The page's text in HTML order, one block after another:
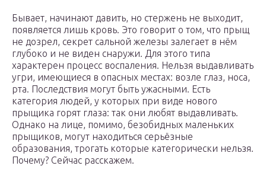
Бывает, начинают давить, но стержень не выходит,
появляется лишь кровь. Это говорит о том, что прыщ
не дозрел, секрет сальной железы залегает в нём
глубоко и не виден снаружи. Для этого типа
характерен процесс воспаления. Нельзя выдавливать
угри, имеющиеся в опасных местах: возле глаз, носа,
рта. Последствия могут быть ужасными. Есть
категория людей, у которых при виде нового
прыщика горят глаза: так они любят выдавливать.
Однако на лице, помимо, безобидных маленьких
прыщиков, могут находиться серьёзные
образования, трогать которые категорически нельзя.
Почему? Сейчас расскажем.